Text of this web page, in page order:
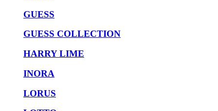
GUESS
GUESS COLLECTION
HARRY LIME
INORA
LORUS